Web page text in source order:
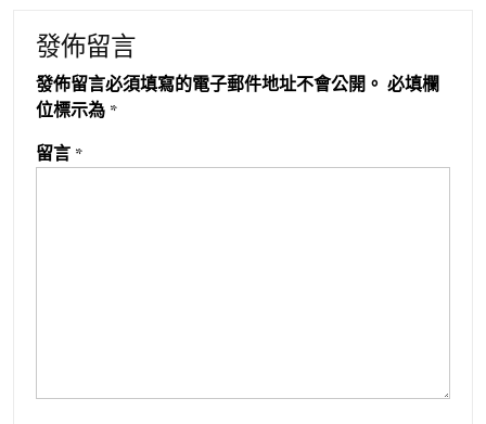
發佈留言
發佈留言必須填寫的電子郵件地址不會公開。 必填欄
位標示為 *
留言 *